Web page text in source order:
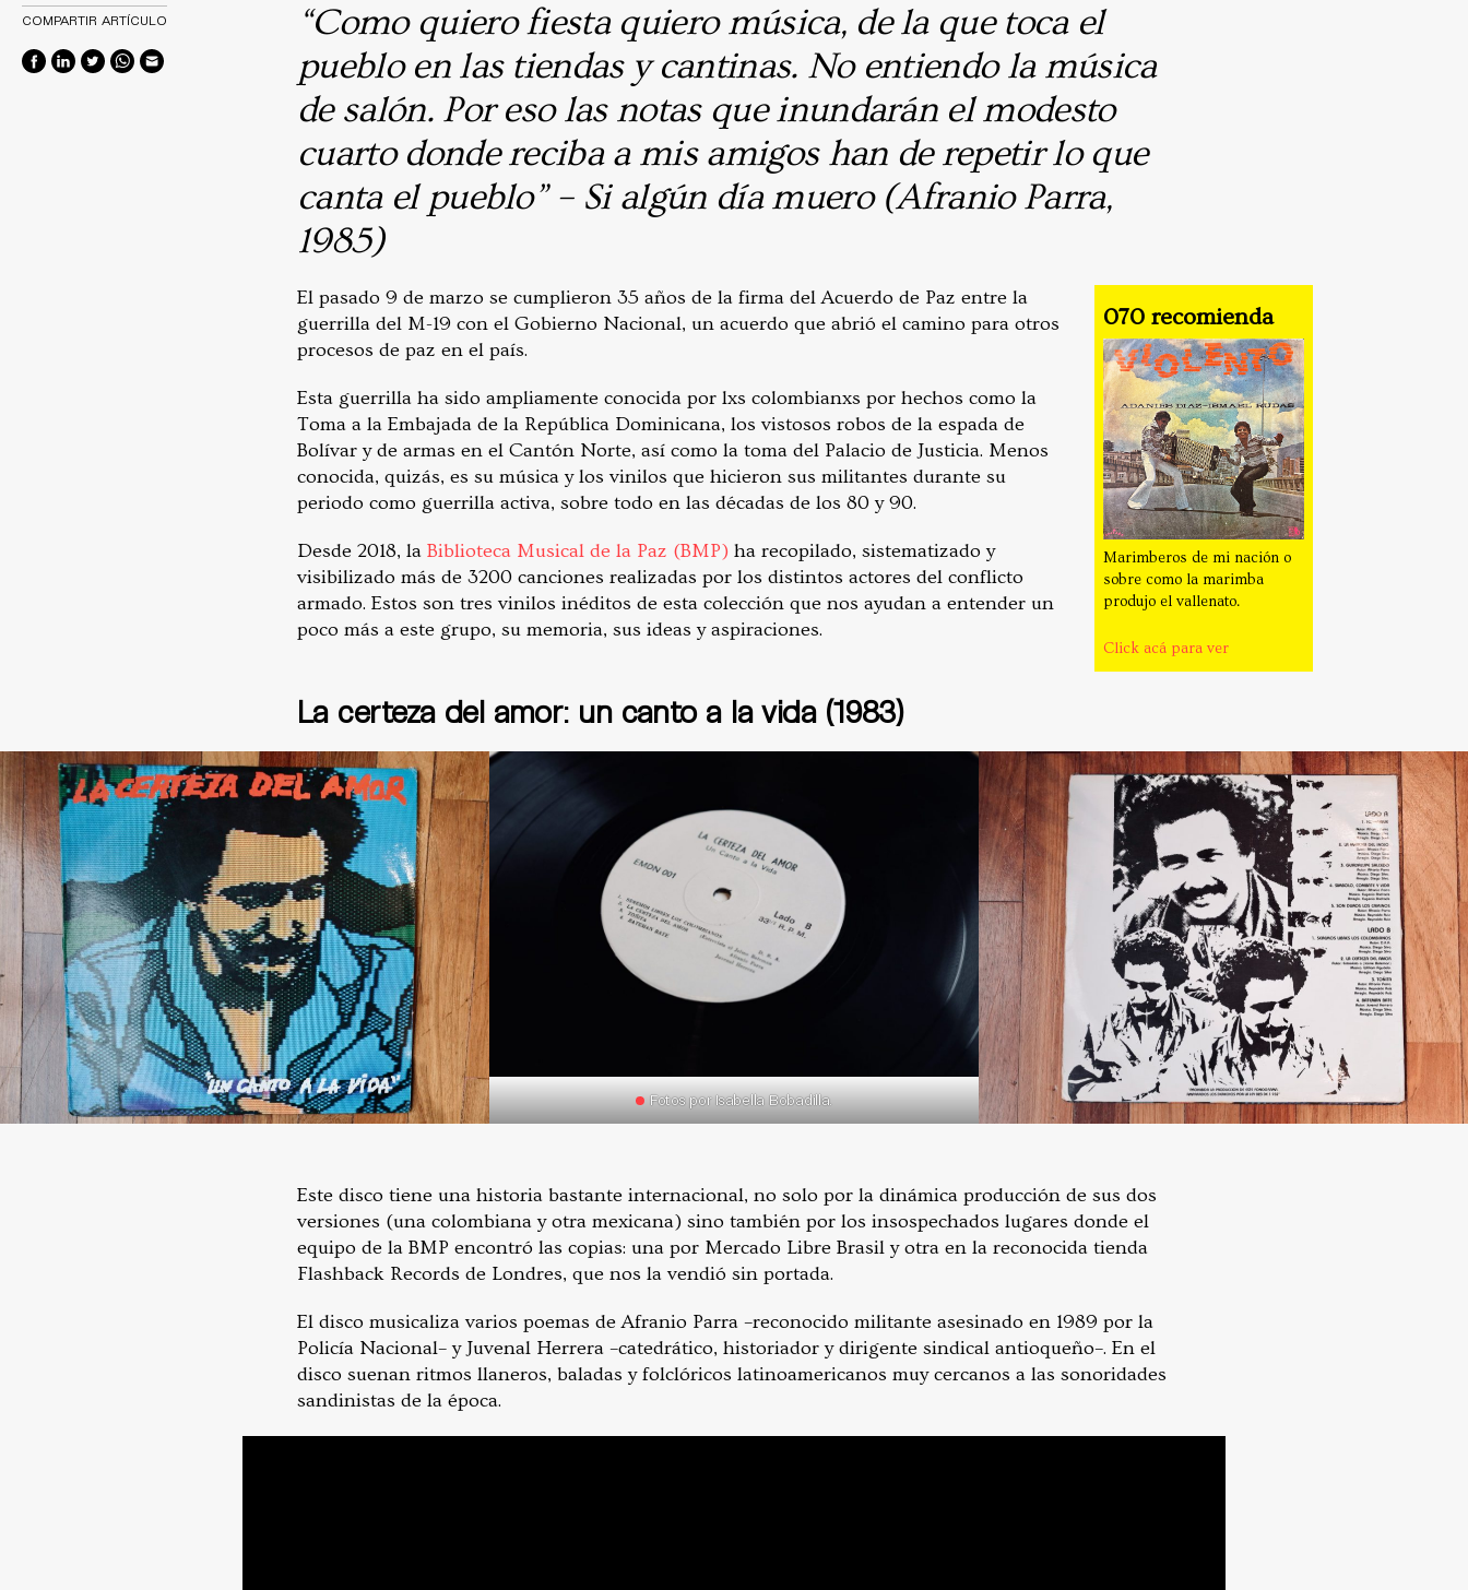
“Como quiero fiesta quiero música, de la que toca el
pueblo en las tiendas y cantinas. No entiendo la música
de salón. Por eso las notas que inundarán el modesto
cuarto donde reciba a mis amigos han de repetir lo que
canta el pueblo” – Si algún día muero (Afranio Parra,
1985)
070 recomienda
Marimberos de mi nación o
sobre como la marimba
produjo el vallenato.
Click acá para ver
El pasado 9 de marzo se cumplieron 35 años de la firma del Acuerdo de Paz entre la
guerrilla del M-19 con el Gobierno Nacional, un acuerdo que abrió el camino para otros
procesos de paz en el país.
Esta guerrilla ha sido ampliamente conocida por lxs colombianxs por hechos como la
Toma a la Embajada de la República Dominicana, los vistosos robos de la espada de
Bolívar y de armas en el Cantón Norte, así como la toma del Palacio de Justicia. Menos
conocida, quizás, es su música y los vinilos que hicieron sus militantes durante su
periodo como guerrilla activa, sobre todo en las décadas de los 80 y 90.
Desde 2018, la Biblioteca Musical de la Paz (BMP) ha recopilado, sistematizado y
visibilizado más de 3200 canciones realizadas por los distintos actores del conflicto
armado. Estos son tres vinilos inéditos de esta colección que nos ayudan a entender un
poco más a este grupo, su memoria, sus ideas y aspiraciones.
La certeza del amor: un canto a la vida (1983)
Fotos por Isabella Bobadilla.
Este disco tiene una historia bastante internacional, no solo por la dinámica producción de sus dos
versiones (una colombiana y otra mexicana) sino también por los insospechados lugares donde el
equipo de la BMP encontró las copias: una por Mercado Libre Brasil y otra en la reconocida tienda
Flashback Records de Londres, que nos la vendió sin portada.
El disco musicaliza varios poemas de Afranio Parra –reconocido militante asesinado en 1989 por la
Policía Nacional– y Juvenal Herrera –catedrático, historiador y dirigente sindical antioqueño–. En el
disco suenan ritmos llaneros, baladas y folclóricos latinoamericanos muy cercanos a las sonoridades
sandinistas de la época.
COMPARTIR ARTÍCULO